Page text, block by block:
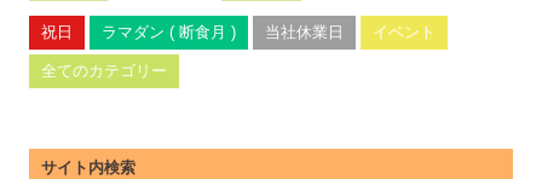
祝日 ラマダン ( 断食月 ) 当社休業日 イベント
全てのカテゴリー
サイト内検索